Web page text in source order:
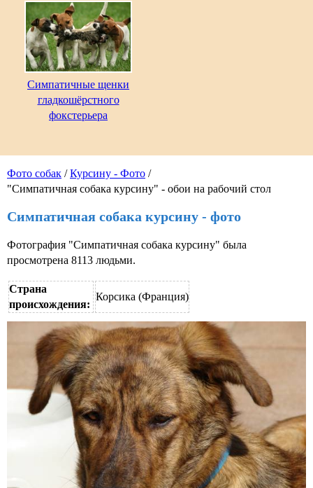
Фото собак /Курсину - Фото /
"Симпатичная собака курсину" - обои на рабочий стол
Симпатичная собака курсину - фото
Фотография "Симпатичная собака курсину" была
просмотрена 8113 людьми.
Страна
происхождения:
Корсика (Франция)
Симпатичные щенки
гладкошёрстного
фокстерьера